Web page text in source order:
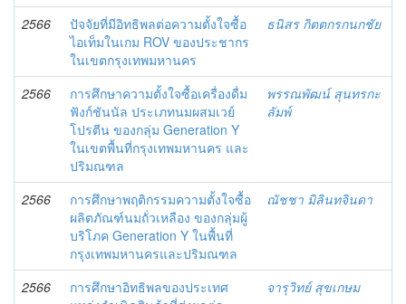
2566
ปัจจัยที่มีอิทธิพลต่อความตั้งใจซื้อ
ไอเท็มในเกม ROV ของประชากร
ในเขตกรุงเทพมหานคร
ธนิสร กิตตกรกนกชัย
2566
การศึกษาความตั้งใจซื้อเครื่องดื่ม
ฟังก์ชันนัล ประเภทนมผสมเวย์
โปรตีน ของกลุ่ม Generation Y
ในเขตพื้นที่กรุงเทพมหานคร และ
ปริมณฑล
พรรณพัฒน์ สุนทรกะ
ลัมพ์
2566
การศึกษาพฤติกรรมความตั้งใจซื้อ
ผลิตภัณฑ์นมถั่วเหลือง ของกลุ่มผู้
บริโภค Generation Y ในพื้นที่
กรุงเทพมหานครและปริมณฑล
ณัชชา มิลินทจินดา
2566
การศึกษาอิทธิพลของประเทศ
จารุวิทย์ สุขเกษม